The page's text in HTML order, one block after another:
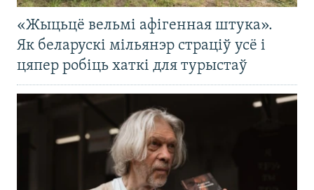
«Жыцьцё вельмі афігенная штука».
Як беларускі мільянэр страціў усё і
цяпер робіць хаткі для турыстаў